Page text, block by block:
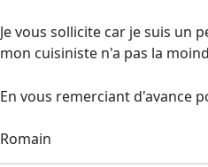
Je vous sollicite car je suis un
mon cuisiniste n'a pas la
En vous remerciant d'avance
Romain